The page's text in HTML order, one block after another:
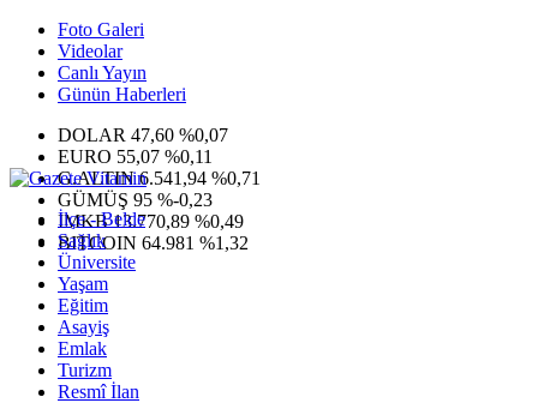
Foto Galeri
Videolar
Canlı Yayın
Günün Haberleri
DOLAR 47,60 %0,07
EURO 55,07 %0,11
G.ALTIN6.541,94 %0,71
GÜMÜŞ 95 %-0,23
IMKB13.770,89 %0,49
BITCOIN 64.981 %1,32
İlçe - Belde
Sağlık
Üniversite
Yaşam
Eğitim
Asayiş
Emlak
Turizm
Resmî İlan